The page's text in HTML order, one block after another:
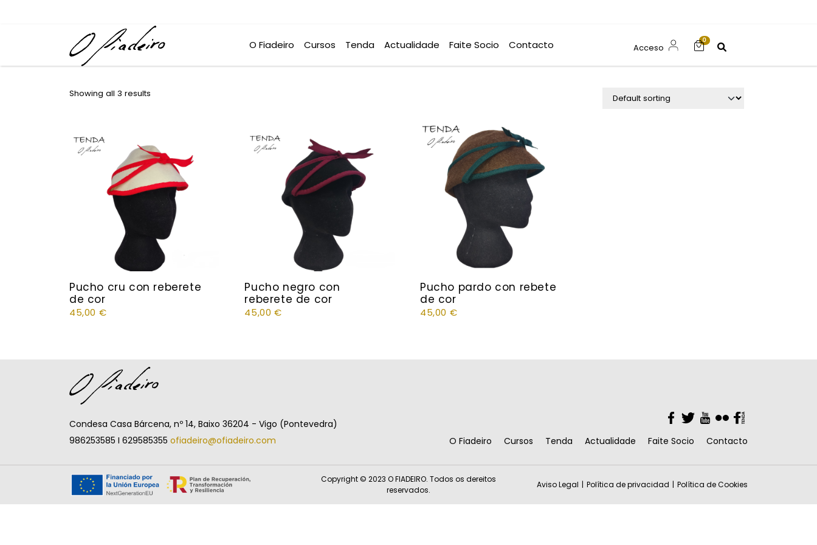
O Fiadeiro Cursos Tenda Actualidade Faite Socio Contacto Acceso
0
Showing all 3 results
Pucho cru con reberete
de cor
45,00 €
Pucho negro con
reberete de cor
45,00€
Pucho pardo con rebete
de cor
45,00 €
Condesa Casa Bárcena, nº 14, Baixo 36204 - Vigo (Pontevedra)
986253585 I 629585355 ofiadeiro@ofiadeiro.com
Facebook
Twitter
YouTube
FlickrFacebook
O Fiadeiro Cursos Tenda Actualidade Faite Socio Contacto
Copyright © 2023 O FIADEIRO. Todos os dereitos
reservados.
Aviso Legal Política de privacidad Política de Cookies